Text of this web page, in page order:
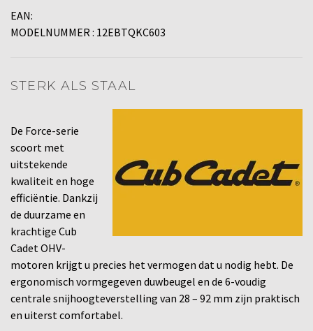
EAN:
MODELNUMMER : 12EBTQKC603
STERK ALS STAAL
De Force-serie
scoort met
uitstekende
kwaliteit en hoge
efficiëntie. Dankzij
de duurzame en
krachtige Cub
Cadet OHV-
motoren krijgt u precies het vermogen dat u nodig hebt. De
ergonomisch vormgegeven duwbeugel en de 6-voudig
centrale snijhoogteverstelling van 28 – 92 mm zijn praktisch
en uiterst comfortabel.